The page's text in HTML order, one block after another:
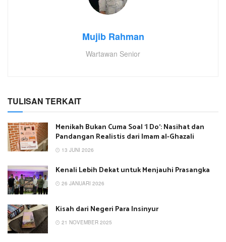
Mujib Rahman
Wartawan Senior
TULISAN TERKAIT
Menikah Bukan Cuma Soal ‘I Do’: Nasihat dan
Pandangan Realistis dari Imam al-Ghazali
13 JUNI 2026
Kenali Lebih Dekat untuk Menjauhi Prasangka
26 JANUARI 2026
Kisah dari Negeri Para Insinyur
21 NOVEMBER 2025